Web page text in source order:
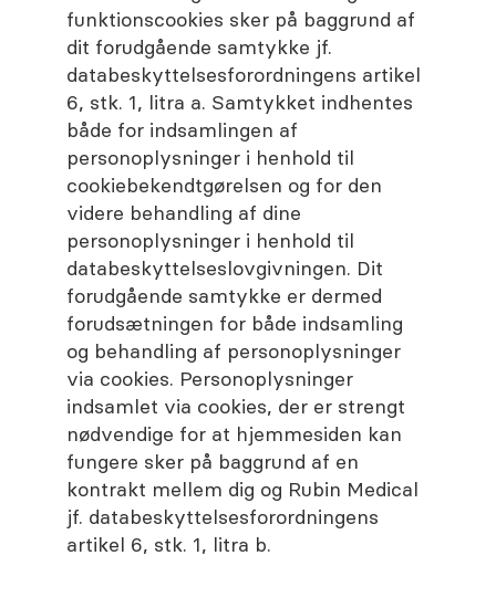
funktionscookies sker på baggrund af
dit forudgående samtykke jf.
databeskyttelsesforordningens artikel
6, stk. 1, litra a. Samtykket indhentes
både for indsamlingen af
personoplysninger i henhold til
cookiebekendtgørelsen og for den
videre behandling af dine
personoplysninger i henhold til
databeskyttelseslovgivningen. Dit
forudgående samtykke er dermed
forudsætningen for både indsamling
og behandling af personoplysninger
via cookies. Personoplysninger
indsamlet via cookies, der er strengt
nødvendige for at hjemmesiden kan
fungere sker på baggrund af en
kontrakt mellem dig og Rubin Medical
jf. databeskyttelsesforordningens
artikel 6, stk. 1, litra b.